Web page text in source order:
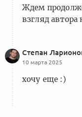
1 комментарий
ПОЧЕМУ НЕ
(Why You
Ждем
взгляд
Степан
10 марта 2025
хочу еще :)